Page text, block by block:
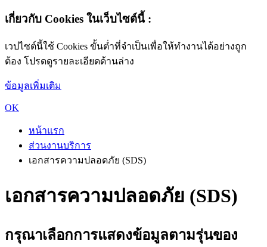
เกี่ยวกับ Cookies ในเว็บไซต์นี้ :
เวปไซต์นี้ใช้ Cookies ขั้นต่ำที่จำเป็นเพื่อให้ทำงานได้อย่างถูก
ต้อง โปรดดูรายละเอียดด้านล่าง
ข้อมูลเพิ่มเติม
OK
หน้าแรก
ส่วนงานบริการ
เอกสารความปลอดภัย (SDS)
เอกสารความปลอดภัย (SDS)
กรุณาเลือกการแสดงข้อมูลตามรุ่นของ